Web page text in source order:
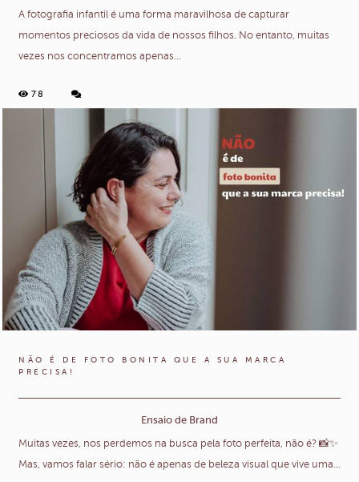
78
A fotografia infantil é uma forma maravilhosa de capturar
momentos preciosos da vida de nossos filhos. No entanto, muitas
vezes nos concentramos apenas...
NÃO É DE FOTO BONITA QUE A SUA MARCA
PRECISA!
Ensaio de Brand
Muitas vezes, nos perdemos na busca pela foto perfeita, não é? 📸✨
Mas, vamos falar sério: não é apenas de beleza visual que vive uma...